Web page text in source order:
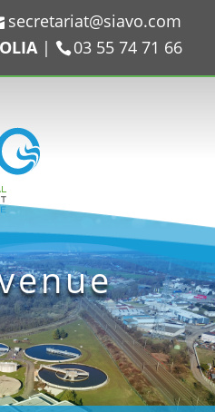
secretariat@siavo.com
| 03 55 74 71 66